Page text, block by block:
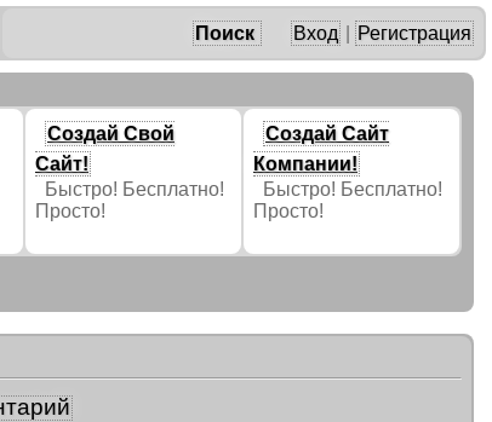
Поиск Вход Регистрация
Создай Свой
Сайт!
Быстро! Бесплатно!
Просто!
Создай Сайт
Компании!
Быстро! Бесплатно!
Просто!